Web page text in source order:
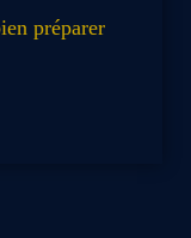
préparer